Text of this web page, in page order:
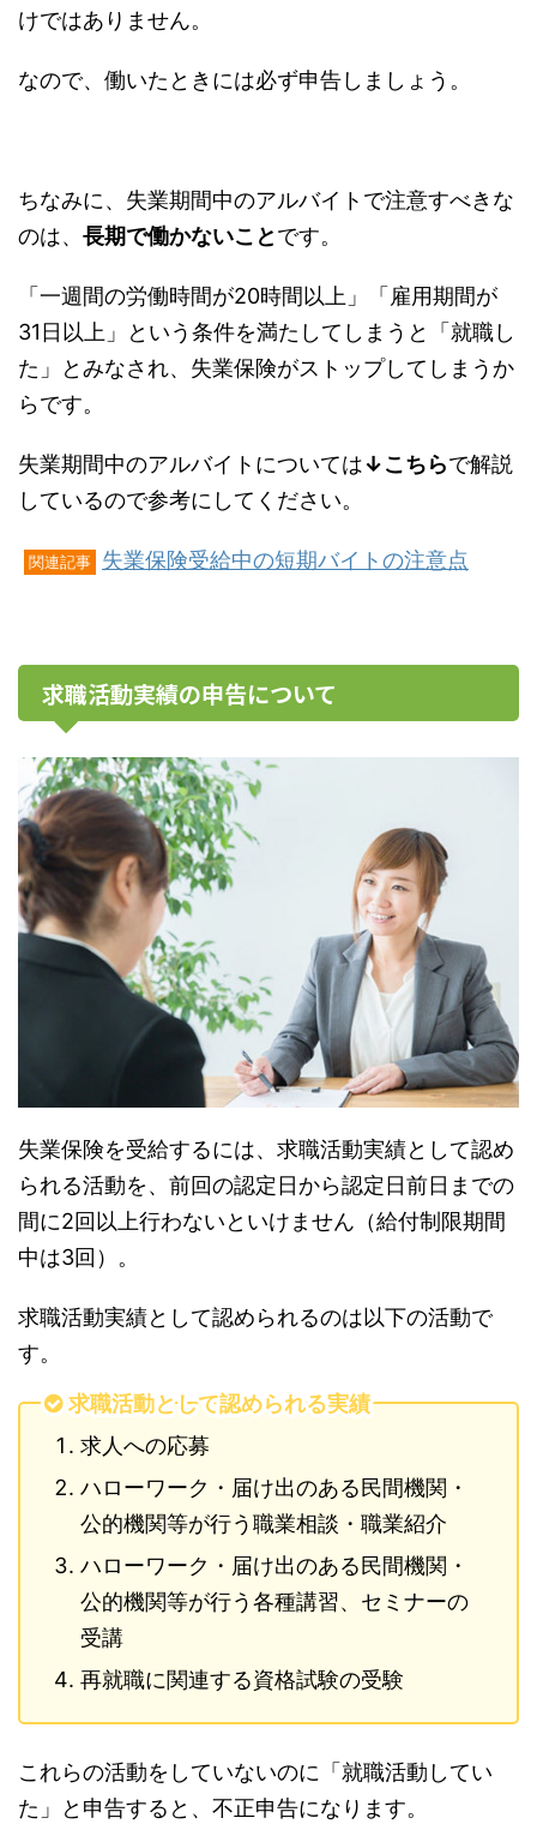
けではありません。
なので、働いたときには必ず申告しましょう。
ちなみに、失業期間中のアルバイトで注意すべきな
のは、 長期で働かないことです。
「一週間の労働時間が20時間以上」「雇用期間が
31日以上」という条件を満たしてしまうと「就職し
た」とみなされ、失業保険がストップしてしまうか
らです。
失業期間中のアルバイトについては↓こちらで解説
しているので参考にしてください。
関連記事 失業保険受給中の短期バイトの注意点
求職活動実績の申告について
失業保険を受給するには、求職活動実績として認め
られる活動を、前回の認定日から認定日前日までの
間に2回以上行わないといけません（給付制限期間
中は3回）。
求職活動実績として認められるのは以下の活動で
す。
求職活動として認められる実績
求人への応募
ハローワーク・届け出のある民間機関・
公的機関等が行う職業相談・職業紹介
ハローワーク・届け出のある民間機関・
公的機関等が行う各種講習、セミナーの
受講
再就職に関連する資格試験の受験
これらの活動をしていないのに「就職活動してい
た」と申告すると、不正申告になります。